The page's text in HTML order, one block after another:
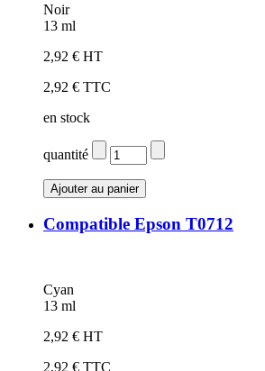
Noir
13 ml
2,92 € HT
2,92 € TTC
en stock
quantité
Compatible Epson T0712
Cyan
13 ml
2,92 € HT
2,92 € TTC